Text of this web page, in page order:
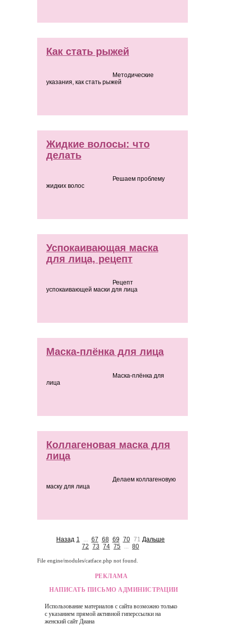
Как стать рыжей
Методические
указания, как стать рыжей
Жидкие волосы: что
делать
Решаем проблему
жидких волос
Успокаивающая маска
для лица, рецепт
Рецепт
успокаивающей маски для лица
Маска-плёнка для лица
Маска-плёнка для
лица
Коллагеновая маска для
лица
Делаем коллагеновую
маску для лица
Назад Дальше
1 67 68 69 70 71
72 73 74 75 80
File engine/modules/catface.php not found.
РЕКЛАМА
НАПИСАТЬ ПИСЬМО АДМИНИСТРАЦИИ
Использование материалов с сайта возможно только
с указанием прямой активной гиперссылки на
женский сайт Диана